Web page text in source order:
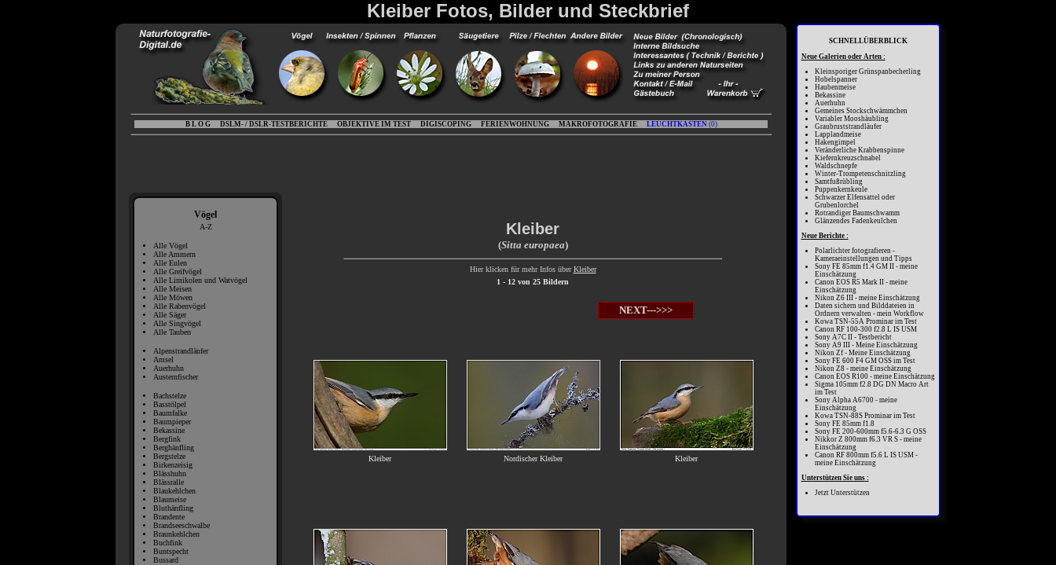
Kleiber Fotos, Bilder und Steckbrief
B L O G DSLM- / DSLR-TESTBERICHTE OBJEKTIVE IM TEST DIGISCOPING FERIENWOHNUNG MAKROFOTOGRAFIE LEUCHTKASTEN (0)
Vögel
A-Z
Alle Vögel
Alle Ammern
Alle Eulen
Alle Greifvögel
Alle Limikolen und Watvögel
Alle Meisen
Alle Möwen
Alle Rabenvögel
Alle Säger
Alle Singvögel
Alle Tauben
Alpenstrandläufer
Amsel
Auerhuhn
Austernfischer
Bachstelze
Basstölpel
Baumfalke
Baumpieper
Bekassine
Bergfink
Berghänfling
Bergstelze
Birkenzeisig
Blässhuhn
Blässralle
Blaukehlchen
Blaumeise
Bluthänfling
Brandente
Brandseeschwalbe
Braunkehlchen
Buchfink
Buntspecht
Bussard
Kleiber
(Sitta europaea)
Hier klicken für mehr Infos überKleiber
1 - 12 von 25 Bildern
NEXT--->>>
Kleiber Nordischer Kleiber Kleiber
SCHNELLÜBERBLICK
Neue Galerien oder Arten :
Kleinsporiger Grünspanbecherling
Hobelspanner
Haubenmeise
Bekassine
Auerhuhn
Gemeines Stockschwämmchen
Variabler Mooshäubling
Graubruststrandläufer
Lapplandmeise
Hakengimpel
Veränderliche Krabbenspinne
Kiefernkreuzschnabel
Waldschnepfe
Winter-Trompetenschnitzling
Samtfußrübling
Puppenkernkeule
Schwarzer Elfensattel oder
Grubenlorchel
Rotrandiger Baumschwamm
Glänzendes Fadenkeulchen
Neue Berichte :
Polarlichter fotografieren -
Kameraeinstellungen und Tipps
Sony FE 85mm f1.4 GM II - meine
Einschätzung
Canon EOS R5 Mark II - meine
Einschätzung
Nikon Z6 III - meine Einschätzung
Daten sichern und Bilddateien in
Ordnern verwalten - mein Workflow
Kowa TSN-55A Prominar im Test
Canon RF 100-300 f2.8 L IS USM
Sony A7C II - Testbericht
Sony A9 III - Meine Einschätzung
Nikon Zf - Meine Einschätzung
Sony FE 600 F4 GM OSS im Test
Nikon Z8 - meine Einschätzung
Canon EOS R100 - meine Einschätzung
Sigma 105mm f2.8 DG DN Macro Art
im Test
Sony Alpha A6700 - meine
Einschätzung
Kowa TSN-88S Prominar im Test
Sony FE 85mm f1.8
Sony FE 200-600mm f5.6-6.3 G OSS
Nikkor Z 800mm f6.3 VR S - meine
Einschätzung
Canon RF 800mm f5.6 L IS USM -
meine Einschätzung
Unterstützen Sie uns :
Jetzt Unterstützen